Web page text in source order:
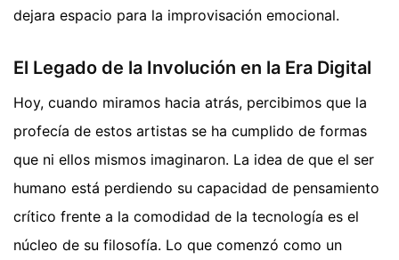
dejara espacio para la improvisación emocional.
El Legado de la Involución en la Era Digital
Hoy, cuando miramos hacia atrás, percibimos que la
profecía de estos artistas se ha cumplido de formas
que ni ellos mismos imaginaron. La idea de que el ser
humano está perdiendo su capacidad de pensamiento
crítico frente a la comodidad de la tecnología es el
núcleo de su filosofía. Lo que comenzó como un